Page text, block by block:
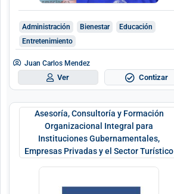
Administración Bienestar
Educación
Entretenimiento
Juan Carlos Mendez
Ver Contizar
Asesoría, Consultoría y Formación
Organizacional Integral para
Instituciones Gubernamentales,
Empresas Privadas y el Sector Turístico